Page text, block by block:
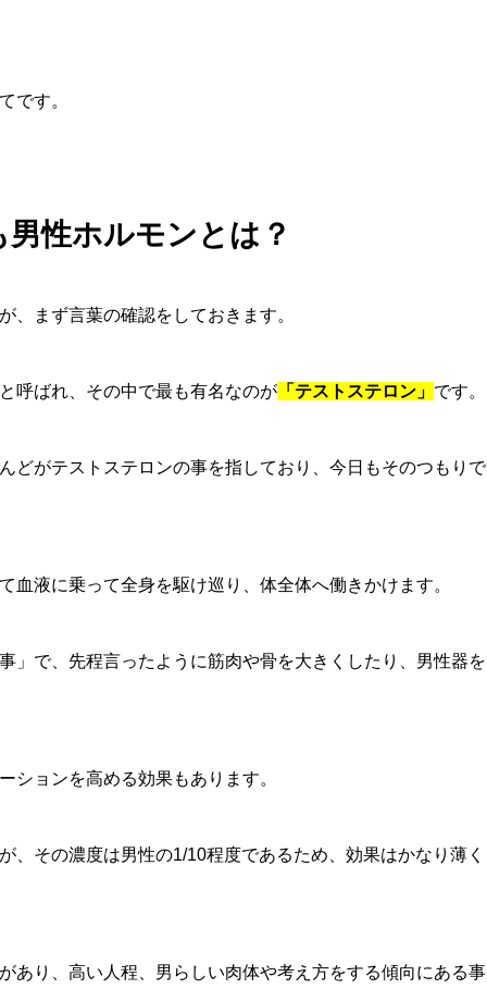
です。
男性ホルモンとは？
、まず言葉の確認をしておきます。
呼ばれ、その中で最も有名なのが 「テストステロン」 です。
どがテストステロンの事を指しており、今日もそのつもりで
血液に乗って全身を駆け巡り、体全体へ働きかけます。
」で、先程言ったように筋肉や骨を大きくしたり、男性器を
ションを高める効果もあります。
、その濃度は男性の1/10程度であるため、効果はかなり薄く
あり、高い人程、男らしい肉体や考え方をする傾向にある事